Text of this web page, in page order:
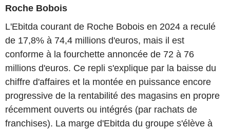
Roche Bobois
L'Ebitda courant de Roche Bobois en 2024 a reculé
de 17,8% à 74,4 millions d'euros, mais il est
conforme à la fourchette annoncée de 72 à 76
millions d'euros. Ce repli s'explique par la baisse du
chiffre d'affaires et la montée en puissance encore
progressive de la rentabilité des magasins en propre
récemment ouverts ou intégrés (par rachats de
franchises). La marge d'Ebitda du groupe s'élève à